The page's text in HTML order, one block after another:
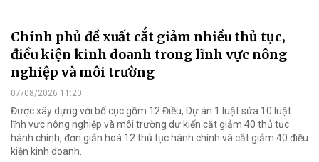
Chính phủ đề xuất cắt giảm nhiều thủ tục,
điều kiện kinh doanh trong lĩnh vực nông
nghiệp và môi trường
07/08/2026 11:20
Được xây dựng với bố cục gồm 12 Điều, Dự án 1 luật sửa 10 luật
lĩnh vực nông nghiệp và môi trường dự kiến cắt giảm 40 thủ tục
hành chính, đơn giản hoá 12 thủ tục hành chính và cắt giảm 40 điều
kiện kinh doanh.